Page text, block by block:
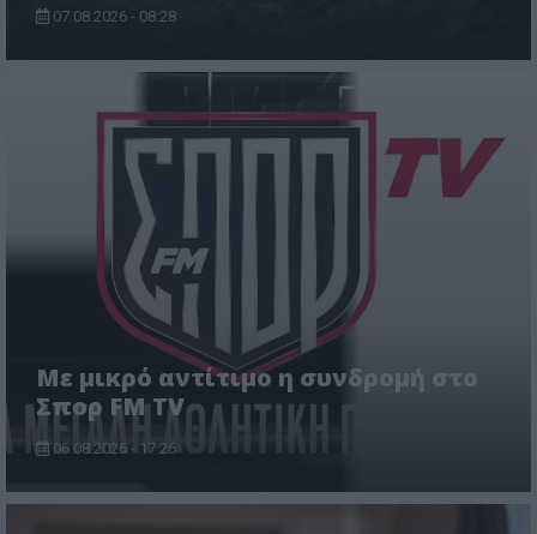
07.08.2026 - 08:28
Με μικρό αντίτιμο η συνδρομή στο
Σπορ FM TV
06.08.2026 - 17:26